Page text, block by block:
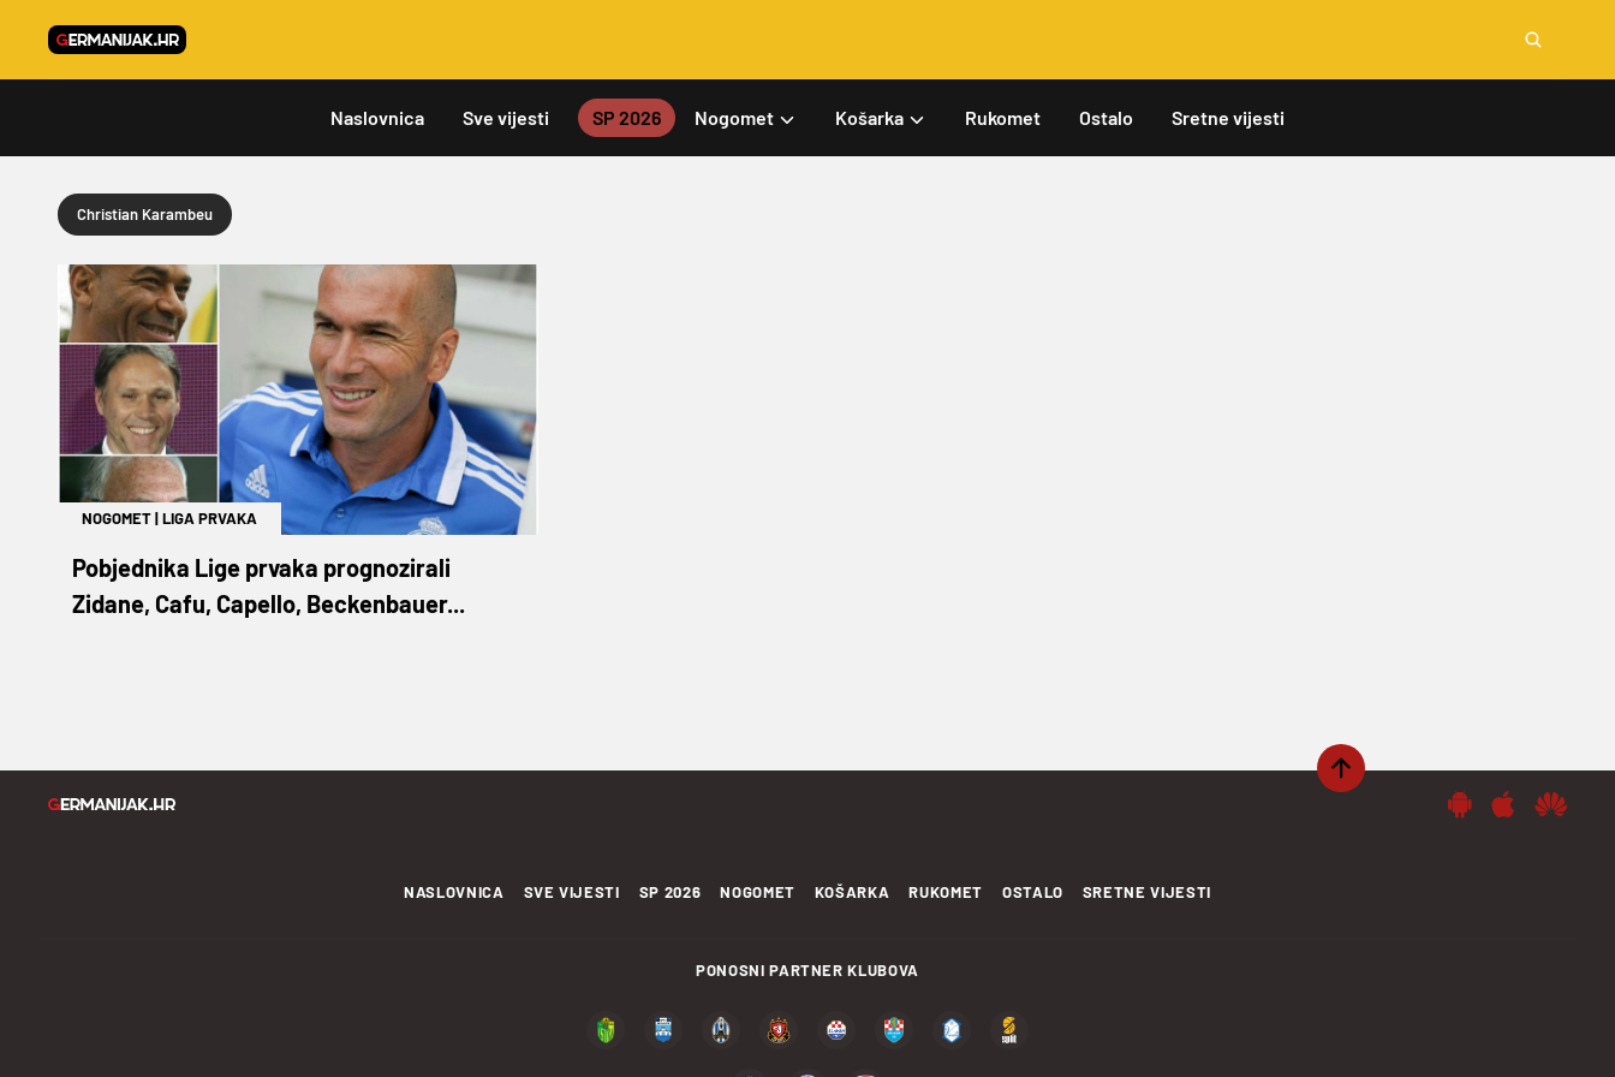
Naslovnica Sve vijesti SP 2026 Nogomet Košarka Rukomet Ostalo Sretne vijesti
Christian Karambeu
NOGOMET|LIGA PRVAKA
Pobjednika Lige prvaka prognozirali
Zidane, Cafu, Capello, Beckenbauer...
NASLOVNICA SVE VIJESTI SP 2026 NOGOMET KOŠARKA RUKOMET OSTALO SRETNE VIJESTI
PONOSNI PARTNER KLUBOVA